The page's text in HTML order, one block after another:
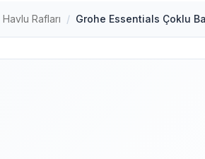
Havlu Rafları Grohe Essentials Çoklu